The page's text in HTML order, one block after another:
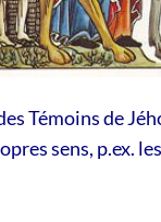
Témoins de
sens, p.ex.